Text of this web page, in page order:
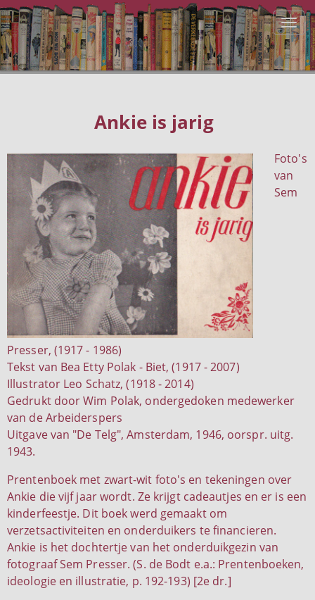
Ankie is jarig
Foto's
van
Sem
Presser, (1917 - 1986)
Tekst van Bea Etty Polak - Biet, (1917 - 2007)
Illustrator Leo Schatz, (1918 - 2014)
Gedrukt door Wim Polak, ondergedoken medewerker
van de Arbeiderspers
Uitgave van "De Telg", Amsterdam, 1946, oorspr. uitg.
1943.
Prentenboek met zwart-wit foto's en tekeningen over
Ankie die vijf jaar wordt. Ze krijgt cadeautjes en er is een
kinderfeestje. Dit boek werd gemaakt om
verzetsactiviteiten en onderduikers te financieren.
Ankie is het dochtertje van het onderduikgezin van
fotograaf Sem Presser. (S. de Bodt e.a.: Prentenboeken,
ideologie en illustratie, p. 192-193) [2e dr.]